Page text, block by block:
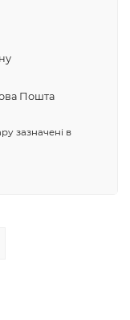
Пошта
зазначені в